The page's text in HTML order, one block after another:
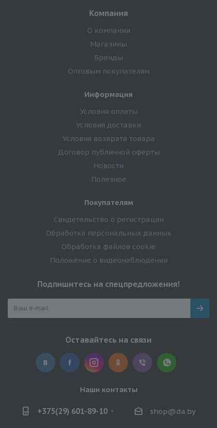
Компания
О компании
Магазины
Бренды
Оптовым покупателям
Информация
Условия оплаты
Условия доставки
Условия возврата товара
Договор публичной оферты
Новости
Полезное
Покупателям
Свидетельство о регистрации
Обработка персональных данных
Обработка файлов cookie
Положение о видеонаблюдении
Подпишитесь на спецпредложения!
Оставайтесь на связи
Наши контакты
+375(29) 601-89-10 shop@da.by